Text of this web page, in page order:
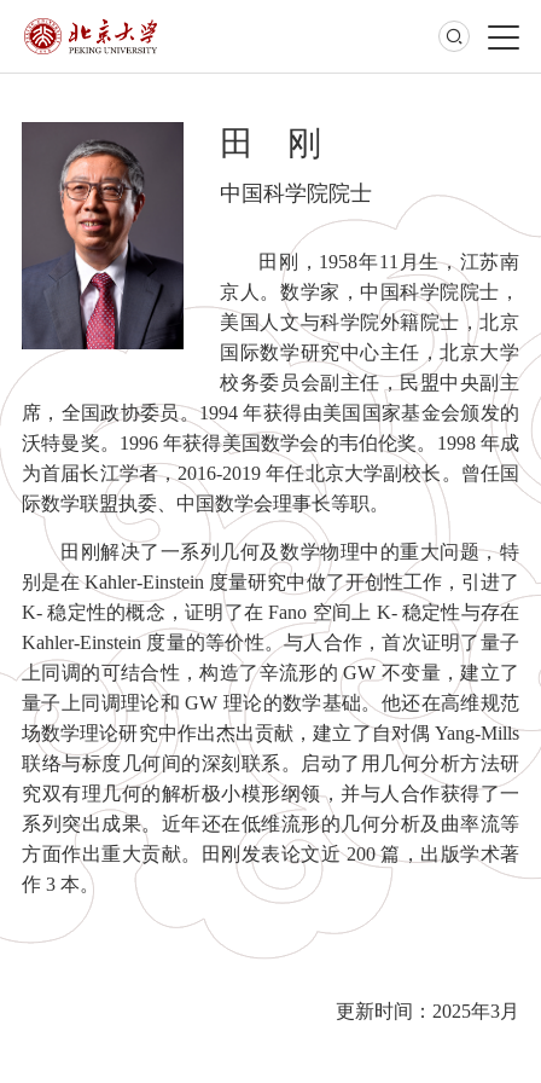
田 刚
中国科学院院士
田刚，1958年11月生，江苏南
京人。数学家，中国科学院院士，
美国人文与科学院外籍院士，北京
国际数学研究中心主任，北京大学
校务委员会副主任，民盟中央副主
席，全国政协委员。1994 年获得由美国国家基金会颁发的
沃特曼奖。1996 年获得美国数学会的韦伯伦奖。1998 年成
为首届长江学者，2016-2019 年任北京大学副校长。曾任国
际数学联盟执委、中国数学会理事长等职。
田刚解决了一系列几何及数学物理中的重大问题，特
别是在 Kahler-Einstein 度量研究中做了开创性工作，引进了
K- 稳定性的概念，证明了在 Fano 空间上 K- 稳定性与存在
Kahler-Einstein 度量的等价性。与人合作，首次证明了量子
上同调的可结合性，构造了辛流形的 GW 不变量，建立了
量子上同调理论和 GW 理论的数学基础。他还在高维规范
场数学理论研究中作出杰出贡献，建立了自对偶 Yang-Mills
联络与标度几何间的深刻联系。启动了用几何分析方法研
究双有理几何的解析极小模形纲领，并与人合作获得了一
系列突出成果。近年还在低维流形的几何分析及曲率流等
方面作出重大贡献。田刚发表论文近 200 篇，出版学术著
作 3 本。
更新时间：2025年3月